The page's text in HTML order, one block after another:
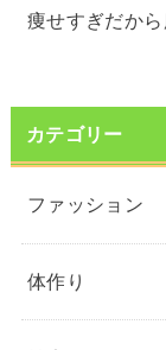
痩せすぎだか
カテゴリー
ファッション
体作り